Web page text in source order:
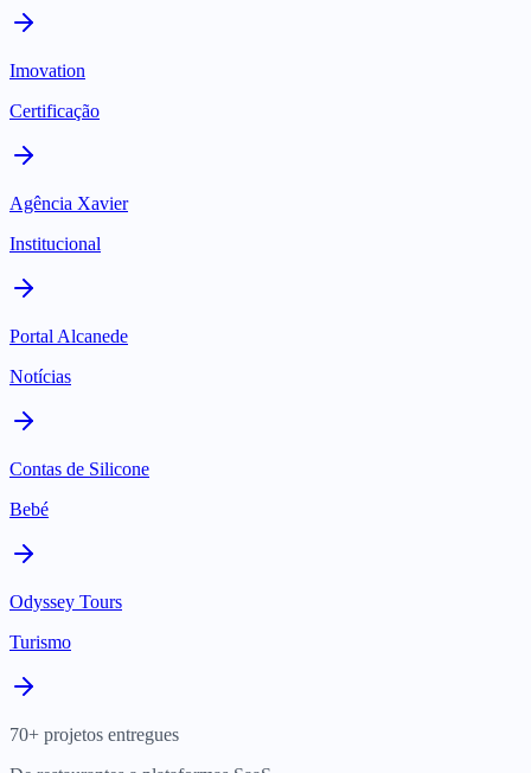
Imovation
Certificação
Agência Xavier
Institucional
Portal Alcanede
Notícias
Contas de Silicone
Bebé
Odyssey Tours
Turismo
70+ projetos entregues